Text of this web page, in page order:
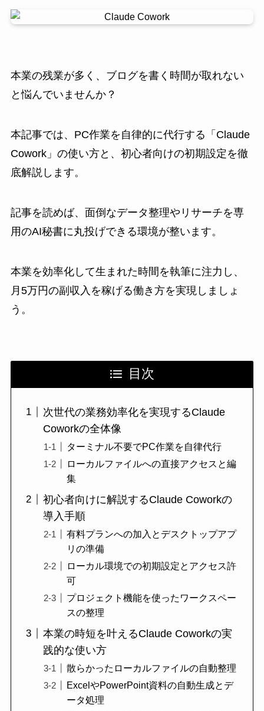
本業の残業が多く、ブログを書く時間が取れない
と悩んでいませんか？
本記事では、PC作業を自律的に代行する「Claude
Cowork」の使い方と、初心者向けの初期設定を徹
底解説します。
記事を読めば、面倒なデータ整理やリサーチを専
用のAI秘書に丸投げできる環境が整います。
本業を効率化して生まれた時間を執筆に注力し、
月5万円の副収入を稼げる働き方を実現しましょ
う。
目次
次世代の業務効率化を実現するClaude
Coworkの全体像
ターミナル不要でPC作業を自律代行
ローカルファイルへの直接アクセスと編
集
初心者向けに解説するClaude Coworkの
導入手順
有料プランへの加入とデスクトップアプ
リの準備
ローカル環境での初期設定とアクセス許
可
プロジェクト機能を使ったワークスペー
スの整理
本業の時短を叶えるClaude Coworkの実
践的な使い方
散らかったローカルファイルの自動整理
ExcelやPowerPoint資料の自動生成とデ
ータ処理